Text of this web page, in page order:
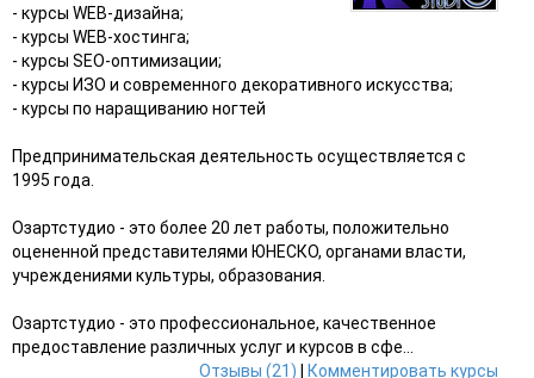
- курсы WEB-дизайна;
- курсы WEB-хостинга;
- курсы SEO-оптимизации;
- курсы ИЗО и современного декоративного искусства;
- курсы по наращиванию ногтей
Предпринимательская деятельность осуществляется с
1995 года.
Озартстудио - это более 20 лет работы, положительно
оцененной представителями ЮНЕСКО, органами власти,
учреждениями культуры, образования.
Озартстудио - это профессиональное, качественное
предоставление различных услуг и курсов в сфе...
Отзывы (21)
Комментировать курсы